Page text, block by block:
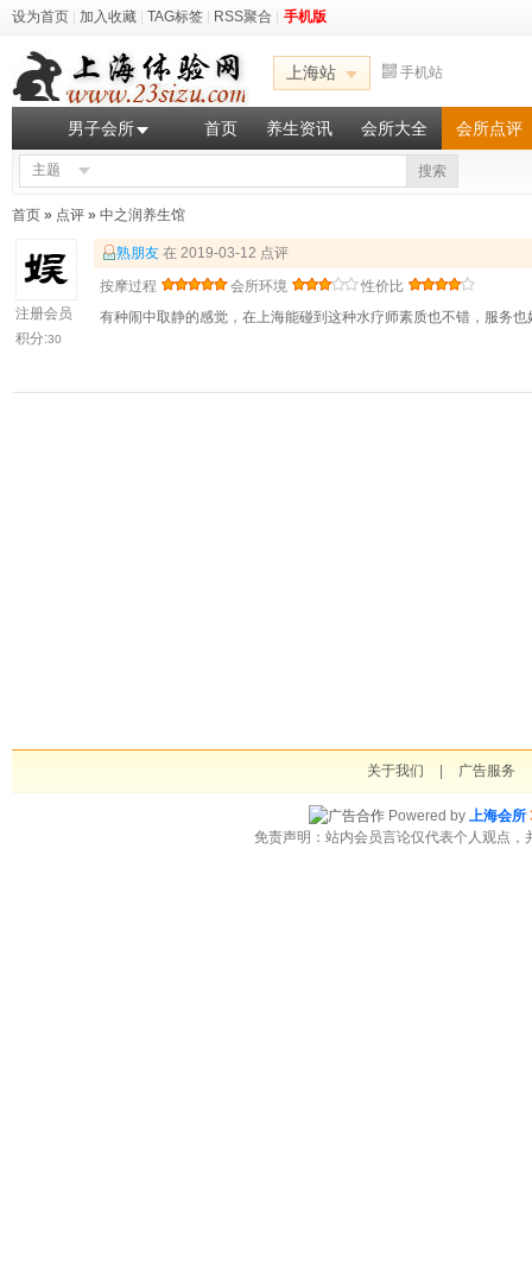
设为首页 加入收藏 TAG标签 RSS聚合 手机版
上海站 手机站
男子会所 首页 养生资讯 会所大全 会所点评
主题 搜索
首页 » 点评 » 中之润养生馆
注册会员
积分:30
熟朋友 在 2019-03-12 点评
按摩过程
会所环境
性价比
有种闹中取静的感觉，在上海能碰到这种水疗师素质也不错，服务也
关于我们 广告服务
Powered by 上海会所
免责声明：站内会员言论仅代表个人观点